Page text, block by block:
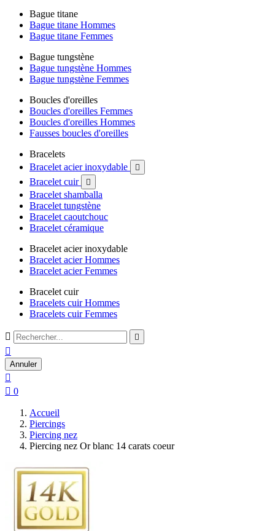
Bague titane
Bague titane Hommes
Bague titane Femmes
Bague tungstène
Bague tungstène Hommes
Bague tungstène Femmes
Boucles d'oreilles
Boucles d'oreilles Femmes
Boucles d'oreilles Hommes
Fausses boucles d'oreilles
Bracelets
Bracelet acier inoxydable

Bracelet cuir 
Bracelet shamballa
Bracelet tungstène
Bracelet caoutchouc
Bracelet céramique
Bracelet acier inoxydable
Bracelet acier Hommes
Bracelet acier Femmes
Bracelet cuir
Bracelets cuir Hommes
Bracelets cuir Femmes
 

Annuler

 0
Accueil
Piercings
Piercing nez
Piercing nez Or blanc 14 carats coeur